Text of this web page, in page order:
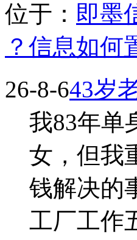
位于： 即墨
？信息如何
26-8-643岁
我83年单
女，但我
钱解决的
工厂工作